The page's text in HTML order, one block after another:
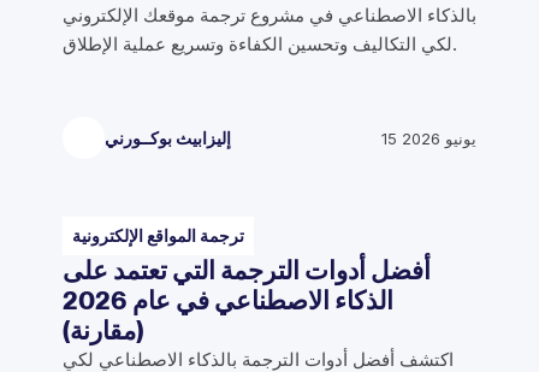
بالذكاء الاصطناعي في مشروع ترجمة موقعك الإلكتروني
لكي التكاليف وتحسين الكفاءة وتسريع عملية الإطلاق.
إليزابيث بوكــورني 15 يونيو 2026
ترجمة المواقع الإلكترونية
أفضل أدوات الترجمة التي تعتمد على
الذكاء الاصطناعي في عام 2026
(مقارنة)
اكتشف أفضل أدوات الترجمة بالذكاء الاصطناعي لكي